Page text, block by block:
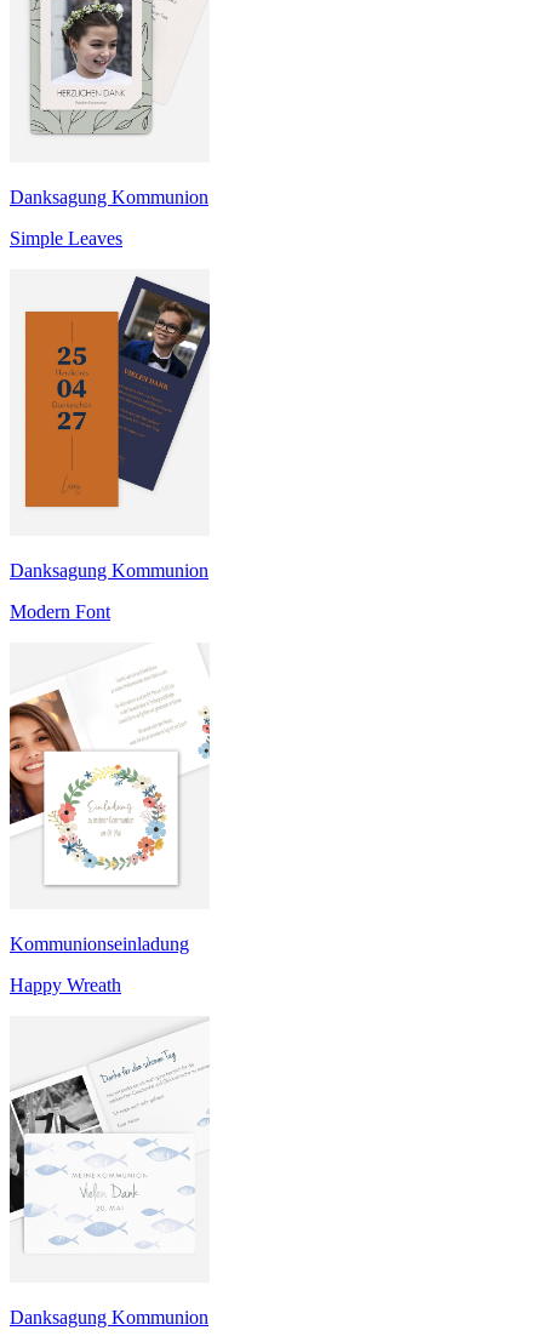
Danksagung Kommunion
Simple Leaves
Danksagung Kommunion
Modern Font
Kommunionseinladung
Happy Wreath
Danksagung Kommunion